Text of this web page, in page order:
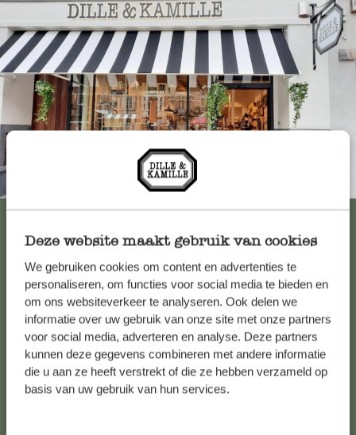
Deze website maakt gebruik van cookies
We gebruiken cookies om content en advertenties te
personaliseren, om functies voor social media te bieden en
om ons websiteverkeer te analyseren. Ook delen we
informatie over uw gebruik van onze site met onze partners
voor social media, adverteren en analyse. Deze partners
kunnen deze gegevens combineren met andere informatie
die u aan ze heeft verstrekt of die ze hebben verzameld op
basis van uw gebruik van hun services.
Immer in der Nähe
Kundenservice/Hilfe
Falls Sie Fragen haben oder Tipps und Hilfe brauchen, wenden
Sie sich bitte an unseren Kundenservice. Oder lesen Sie hier
die Antworten auf häufig gestellte Fragen